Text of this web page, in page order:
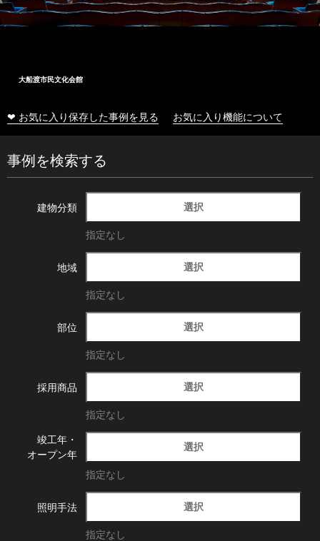
大船渡市民文化会館
❤ お気に入り保存した事例を見る お気に入り機能について
事例を検索する
建物分類 選択
指定なし
地域 選択
指定なし
部位 選択
指定なし
採用商品 選択
指定なし
竣工年・
オープン年
選択
指定なし
照明手法 選択
指定なし